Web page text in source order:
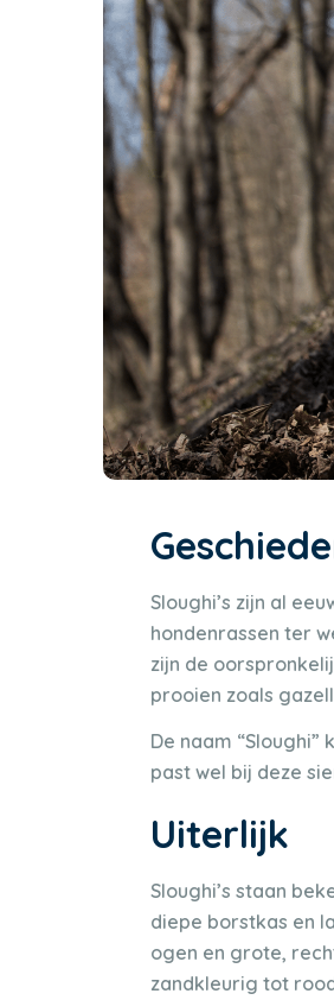
Sloughi’s zijn al
hondenrassen ter
zijn de
prooien zoals
De naam “Sloughi”
past wel bij deze
Uiterlijk
Sloughi’s staan
diepe borstkas en
ogen en grote,
zandkleurig tot